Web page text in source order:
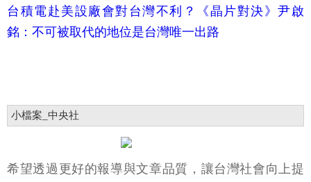
台積電赴美設廠會對台灣不利？《晶片對決》尹啟
銘：不可被取代的地位是台灣唯一出路
小檔案_中央社
希望透過更好的報導與文章品質，讓台灣社會向上提